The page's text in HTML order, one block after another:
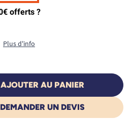
Plus d'info
AJOUTER AU PANIER
DEMANDER UN DEVIS